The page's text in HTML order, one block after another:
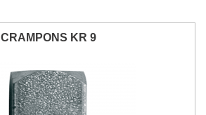
CRAMPONS KR 9